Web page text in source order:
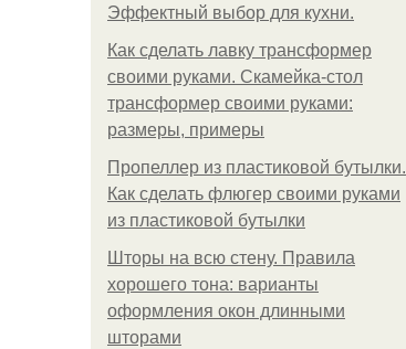
Эффектный выбор для кухни.
Как сделать лавку трансформер
своими руками. Скамейка-стол
трансформер своими руками:
размеры, примеры
Пропеллер из пластиковой бутылки.
Как сделать флюгер своими руками
из пластиковой бутылки
Шторы на всю стену. Правила
хорошего тона: варианты
оформления окон длинными
шторами